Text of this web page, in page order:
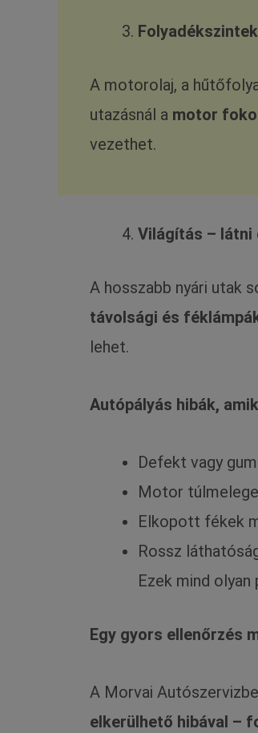
A motorolaj, a
utazásnál a motor
vezethet.
Világítás – látni
A hosszabb nyári utak
távolsági és
lehet.
Autópályás hibák,
Defekt vagy
Motor
Elkopott fékek
Rossz
Ezek mind olyan
Egy gyors ellenőrzés
A Morvai
elkerülhető hibával –